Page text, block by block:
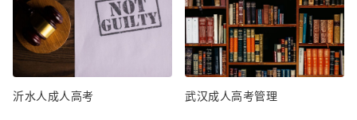
沂水人成人高考 武汉成人高考管理